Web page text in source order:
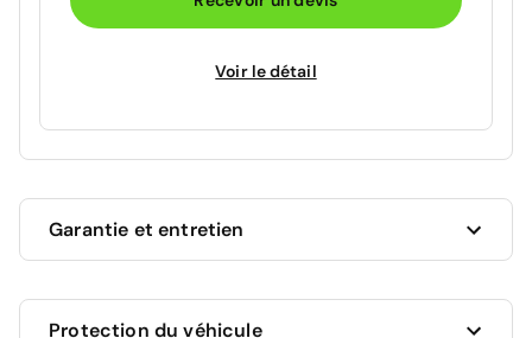
Voir le détail
Garantie et entretien
Protection du véhicule